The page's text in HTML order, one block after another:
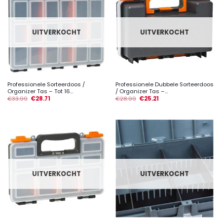
UITVERKOCHT
Professionele Sorteerdoos /
Organizer Tas – Tot 16...
€33.99 €28.71
UITVERKOCHT
Professionele Dubbele Sorteerdoos
/ Organizer Tas –...
€28.99 €25.21
UITVERKOCHT UITVERKOCHT